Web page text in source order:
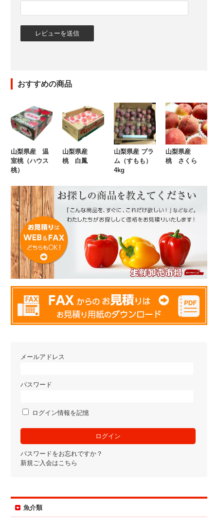
おすすめの商品
山梨県産 温
室桃（ハウス
桃）
山梨県産
桃 白鳳
山梨県産 プラ
ム（すもも）
4kg
山梨県産
桃 さくら
メールアドレス
パスワード
ログイン情報を記憶
パスワードをお忘れですか？
新規ご入会はこちら
魚介類